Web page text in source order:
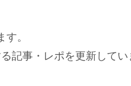
。
記事・レポを更新してい